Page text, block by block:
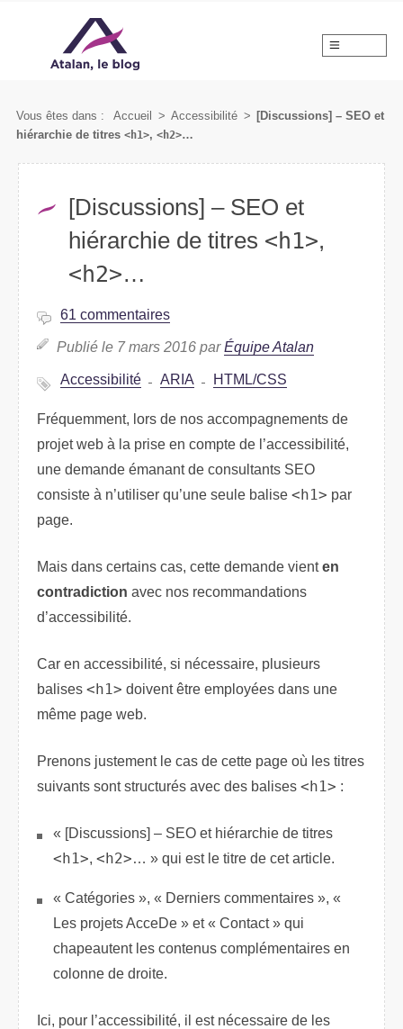
Vous êtes dans : Accueil > Accessibilité > [Discussions] – SEO et
hiérarchie de titres <h1>, <h2>…
[Discussions] – SEO et
hiérarchie de titres <h1>,
<h2>…
61 commentaires
Publié le 7 mars 2016 parÉquipe Atalan
Accessibilité ARIA HTML/CSS
Fréquemment, lors de nos accompagnements de
projet web à la prise en compte de l’accessibilité,
une demande émanant de consultants SEO
consiste à n’utiliser qu’une seule balise <h1> par
page.
Mais dans certains cas, cette demande vienten
contradiction avec nos recommandations
d’accessibilité.
Car en accessibilité, si nécessaire, plusieurs
balises <h1> doivent être employées dans une
même page web.
Prenons justement le cas de cette page où les titres
suivants sont structurés avec des balises <h1> :
« [Discussions] – SEO et hiérarchie de titres
<h1>, <h2>… » qui est le titre de cet article.
« Catégories », « Derniers commentaires », «
Les projets AcceDe » et « Contact » qui
chapeautent les contenus complémentaires en
colonne de droite.
Ici, pour l’accessibilité, il est nécessaire de les